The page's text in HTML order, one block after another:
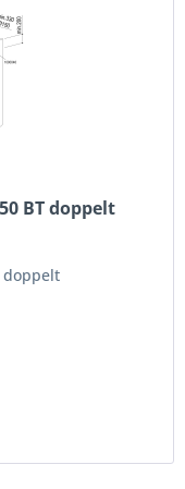
BT doppelt
doppelt